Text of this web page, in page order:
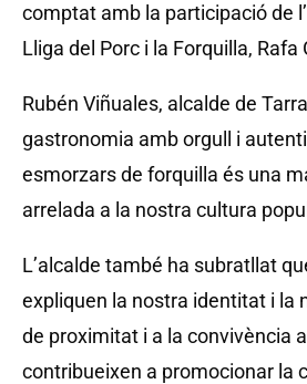
comptat amb la participació de
Lliga del Porc i la Forquilla, Rafa
Rubén Viñuales, alcalde de
gastronomia amb orgull i
esmorzars de forquilla és una
arrelada a la nostra cultura
L’alcalde també ha subratllat
expliquen la nostra identitat i la
de proximitat i a la convivència
contribueixen a promocionar la